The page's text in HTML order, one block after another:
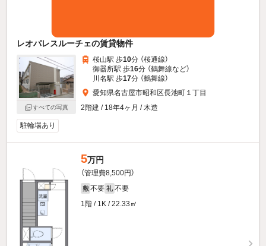
レオパレスルーチェの賃貸物件
すべての写真
桜山駅 歩10分 （桜通線）
御器所駅 歩16分 （鶴舞線など）
川名駅 歩17分 （鶴舞線）
愛知県名古屋市昭和区長池町１丁目
2階建 / 18年4ヶ月 / 木造
駐輪場あり
5万円
（管理費8,500円）
敷 不要 礼 不要
1階 / 1K / 22.33㎡